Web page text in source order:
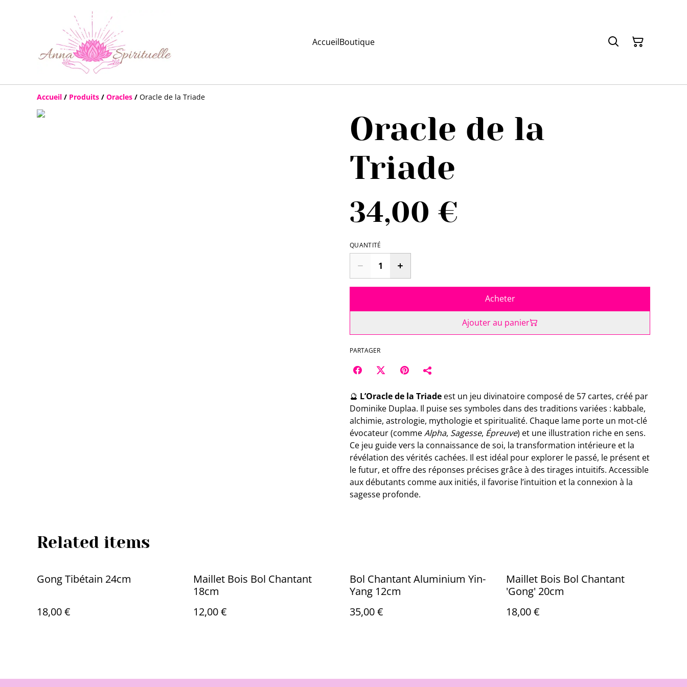
AccueilBoutique
Accueil / Produits / Oracles / Oracle de la Triade
Oracle de la
Triade
34,00 €
QUANTITÉ
Acheter
Ajouter au panier
PARTAGER
🔮 L’Oracle de la Triade est un jeu divinatoire composé de 57 cartes, créé par
Dominike Duplaa. Il puise ses symboles dans des traditions variées : kabbale,
alchimie, astrologie, mythologie et spiritualité. Chaque lame porte un mot-clé
évocateur (commeAlpha, Sagesse, Épreuve) et une illustration riche en sens.
Ce jeu guide vers la connaissance de soi, la transformation intérieure et la
révélation des vérités cachées. Il est idéal pour explorer le passé, le présent et
le futur, et offre des réponses précises grâce à des tirages intuitifs. Accessible
aux débutants comme aux initiés, il favorise l’intuition et la connexion à la
sagesse profonde.
Related items
Gong Tibétain 24cm
18,00 €
Maillet Bois Bol Chantant
18cm
12,00 €
Bol Chantant Aluminium Yin-
Yang 12cm
35,00 €
Maillet Bois Bol Chantant
'Gong' 20cm
18,00 €